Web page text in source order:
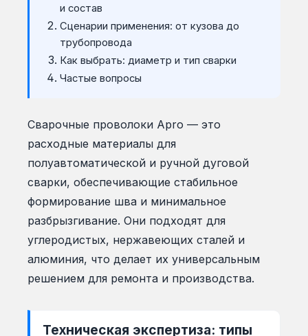
и состав
Сценарии применения: от кузова до
трубопровода
Как выбрать: диаметр и тип сварки
Частые вопросы
Сварочные проволоки Apro — это
расходные материалы для
полуавтоматической и ручной дуговой
сварки, обеспечивающие стабильное
формирование шва и минимальное
разбрызгивание. Они подходят для
углеродистых, нержавеющих сталей и
алюминия, что делает их универсальным
решением для ремонта и производства.
Техническая экспертиза: типы